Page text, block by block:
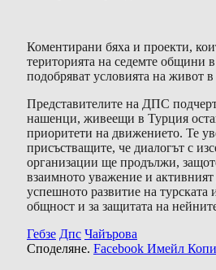
Коментирани бяха и проекти,
територията на седемте общини
подобряват условията на живот в
Представителите на ДПС
нашенци, живеещи в Турция
приоритети на движението. Те
присъстващите, че диалогът с
организации ще продължи,
взаимното уважение и активният
успешното развитие на
общност и за защитата на
Гебзе Дпс Чайърова
Споделяне. Facebook Имейл